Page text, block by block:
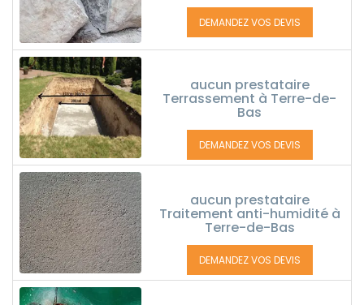
DEMANDEZ VOS DEVIS
aucun prestataire
Terrassement à Terre-de-
Bas
DEMANDEZ VOS DEVIS
aucun prestataire
Traitement anti-humidité à
Terre-de-Bas
DEMANDEZ VOS DEVIS